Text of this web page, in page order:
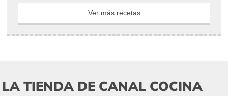
Ver más recetas
LA TIENDA DE CANAL COCINA